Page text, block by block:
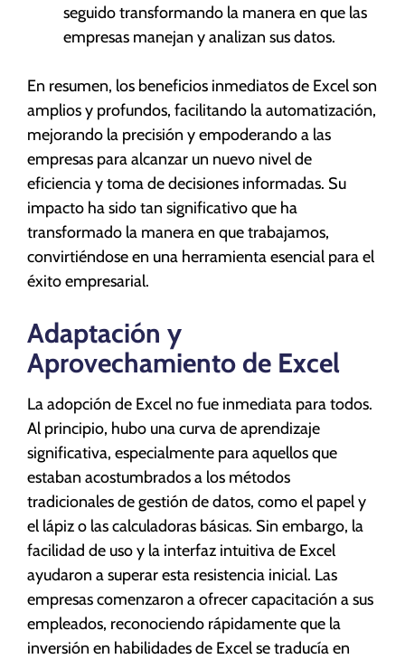
seguido transformando la manera en que las
empresas manejan y analizan sus datos.
En resumen, los beneficios inmediatos de Excel son
amplios y profundos, facilitando la automatización,
mejorando la precisión y empoderando a las
empresas para alcanzar un nuevo nivel de
eficiencia y toma de decisiones informadas. Su
impacto ha sido tan significativo que ha
transformado la manera en que trabajamos,
convirtiéndose en una herramienta esencial para el
éxito empresarial.
Adaptación y
Aprovechamiento de Excel
La adopción de Excel no fue inmediata para todos.
Al principio, hubo una curva de aprendizaje
significativa, especialmente para aquellos que
estaban acostumbrados a los métodos
tradicionales de gestión de datos, como el papel y
el lápiz o las calculadoras básicas. Sin embargo, la
facilidad de uso y la interfaz intuitiva de Excel
ayudaron a superar esta resistencia inicial. Las
empresas comenzaron a ofrecer capacitación a sus
empleados, reconociendo rápidamente que la
inversión en habilidades de Excel se traducía en